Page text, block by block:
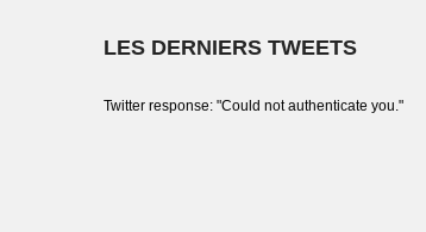
LES DERNIERS TWEETS
Twitter response: "Could not authenticate you."